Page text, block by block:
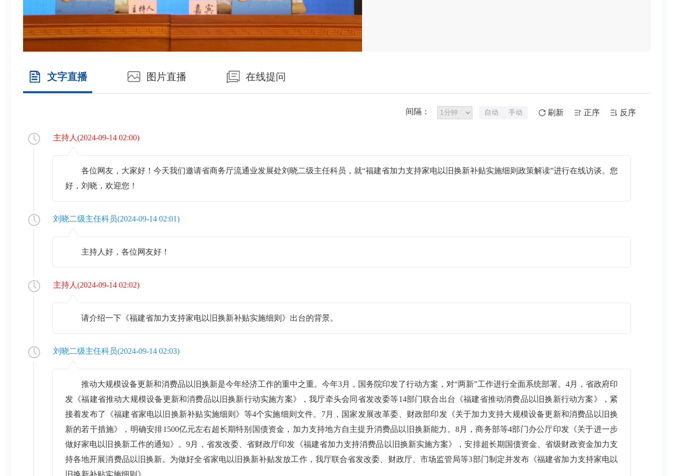
文字直播 图片直播 在线提问
间隔： 自动 手动 刷新 正序 反序
主持人 (2024-09-14 02:00)
各位网友，大家好！今天我们邀请省商务厅流通业发展处刘晓二级主任科员，就“福建省加力支持家电以旧换新补贴实施细则政策解读”进行在线访谈。您
好，刘晓，欢迎您！
刘晓二级主任科员(2024-09-14 02:01)
主持人好，各位网友好！
主持人 (2024-09-14 02:02)
请介绍一下《福建省加力支持家电以旧换新补贴实施细则》出台的背景。
刘晓二级主任科员(2024-09-14 02:03)
推动大规模设备更新和消费品以旧换新是今年经济工作的重中之重。今年3月，国务院印发了行动方案，对“两新”工作进行全面系统部署。4月，省政府印
发《福建省推动大规模设备更新和消费品以旧换新行动实施方案》，我厅牵头会同省发改委等14部门联合出台《福建省推动消费品以旧换新行动方案》，紧
接着发布了《福建省家电以旧换新补贴实施细则》等4个实施细则文件。7月，国家发展改革委、财政部印发《关于加力支持大规模设备更新和消费品以旧换
新的若干措施》，明确安排1500亿元左右超长期特别国债资金，加力支持地方自主提升消费品以旧换新能力。8月，商务部等4部门办公厅印发《关于进一步
做好家电以旧换新工作的通知》。9月，省发改委、省财政厅印发《福建省加力支持消费品以旧换新实施方案》，安排超长期国债资金、省级财政资金加力支
持各地开展消费品以旧换新。为做好全省家电以旧换新补贴发放工作，我厅联合省发改委、财政厅、市场监管局等3部门制定并发布《福建省加力支持家电以